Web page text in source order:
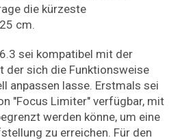
die kürzeste
cm.
sei kompatibel mit der
der sich die Funktionsweise
anpassen lasse. Erstmals sei
"Focus Limiter" verfügbar, mit
werden könne, um eine
zu erreichen. Für den